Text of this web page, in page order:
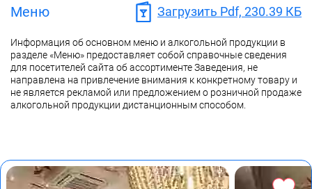
Меню Загрузить Pdf, 230.39 КБ
Информация об основном меню и алкогольной продукции в
разделе «Меню» предоставляет собой справочные сведения
для посетителей сайта об ассортименте Заведения, не
направлена на привлечение внимания к конкретному товару и
не является рекламой или предложением о розничной продаже
алкогольной продукции дистанционным способом.